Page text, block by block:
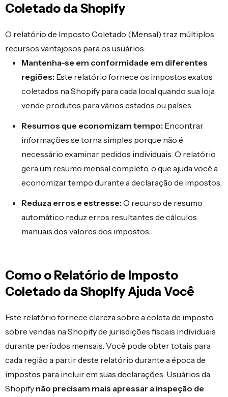
Coletado da Shopify
O relatório de Imposto Coletado (Mensal) traz múltiplos
recursos vantajosos para os usuários:
Mantenha-se em conformidade em diferentes
regiões: Este relatório fornece os impostos exatos
coletados na Shopify para cada local quando sua loja
vende produtos para vários estados ou países.
Resumos que economizam tempo: Encontrar
informações se torna simples porque não é
necessário examinar pedidos individuais. O relatório
gera um resumo mensal completo, o que ajuda você a
economizar tempo durante a declaração de impostos.
Reduza erros e estresse: O recurso de resumo
automático reduz erros resultantes de cálculos
manuais dos valores dos impostos.
Como o Relatório de Imposto
Coletado da Shopify Ajuda Você
Este relatório fornece clareza sobre a coleta de imposto
sobre vendas na Shopify de jurisdições fiscais individuais
durante períodos mensais. Você pode obter totais para
cada região a partir deste relatório durante a época de
impostos para incluir em suas declarações. Usuários da
Shopify não precisam mais apressar a inspeção de